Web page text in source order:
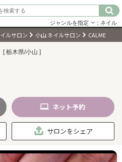
）
ジャンルを指定 ：ネイル
ルサロン 小山 ネイルサロン CALME
[ 栃木県/小山 ]
ネット予約
サロンをシェア